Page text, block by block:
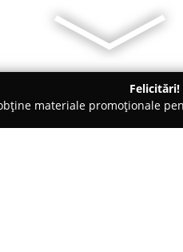
Felicitări!
materiale promoționale